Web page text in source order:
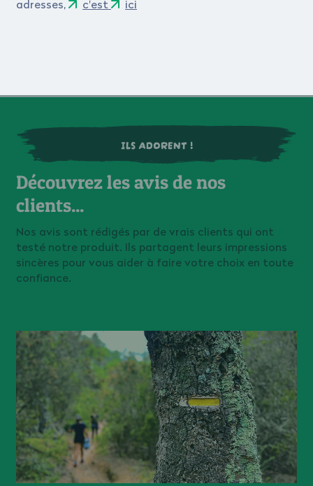
adresses, c'est ici
ILS ADORENT !
Découvrez les avis de nos
clients...
Nos avis sont rédigés par de vrais clients qui ont
testé notre produit. Ils partagent leurs impressions
sincères pour vous aider à faire votre choix en toute
confiance.